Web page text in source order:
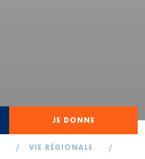
JE DONNE
/ VIE RÉGIONALE
/